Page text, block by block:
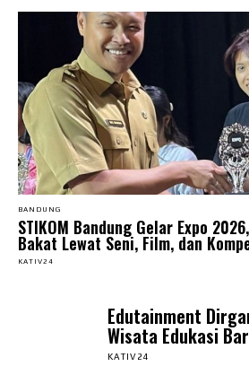
BANDUNG
STIKOM Bandung Gelar Expo
Bakat Lewat Seni, Film, dan
KATIV24
Edutainment
Wisata Edukasi
KATIV24